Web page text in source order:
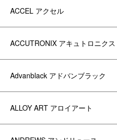
ACCEL アクセル
ACCUTRONIX アキュトロニクス
Advanblack アドバンブラック
ALLOY ART アロイアート